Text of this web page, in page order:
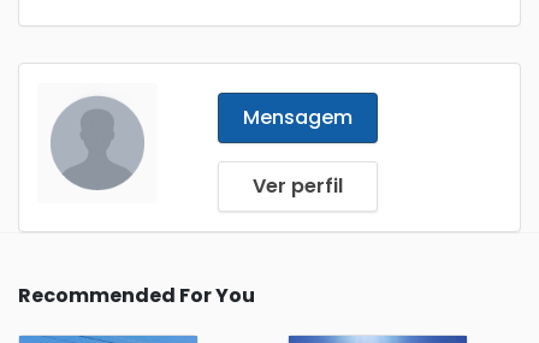
Mensagem
Ver perfil
Recommended For You